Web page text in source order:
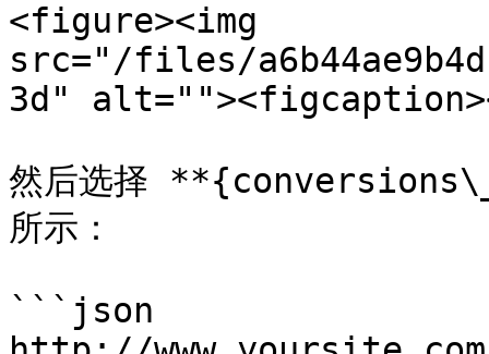
<figure><img
src="/files/
3d"
然后选择
所示：
```json